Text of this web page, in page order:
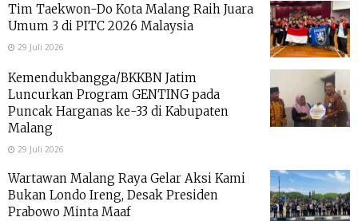
Tim Taekwon-Do Kota Malang Raih Juara
Umum 3 di PITC 2026 Malaysia
29 Juli 2026
Kemendukbangga/BKKBN Jatim
Luncurkan Program GENTING pada
Puncak Harganas ke-33 di Kabupaten
Malang
29 Juli 2026
Wartawan Malang Raya Gelar Aksi Kami
Bukan Londo Ireng, Desak Presiden
Prabowo Minta Maaf